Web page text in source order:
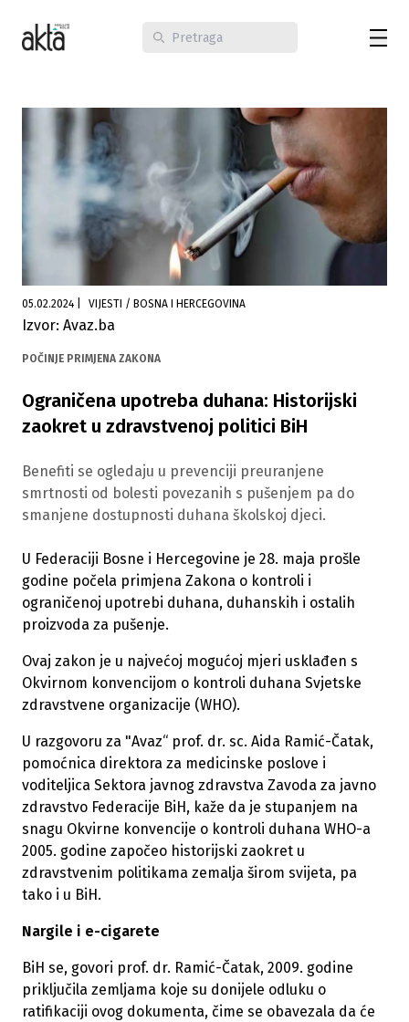
05.02.2024 VIJESTI / BOSNA I HERCEGOVINA
Izvor: Avaz.ba
POČINJE PRIMJENA ZAKONA
Ograničena upotreba duhana: Historijski
zaokret u zdravstvenoj politici BiH
Benefiti se ogledaju u prevenciji preuranjene
smrtnosti od bolesti povezanih s pušenjem pa do
smanjene dostupnosti duhana školskoj djeci.
U Federaciji Bosne i Hercegovine je 28. maja prošle
godine počela primjena Zakona o kontroli i
ograničenoj upotrebi duhana, duhanskih i ostalih
proizvoda za pušenje.
Ovaj zakon je u najvećoj mogućoj mjeri usklađen s
Okvirnom konvencijom o kontroli duhana Svjetske
zdravstvene organizacije (WHO).
U razgovoru za "Avaz“ prof. dr. sc. Aida Ramić-Čatak,
pomoćnica direktora za medicinske poslove i
voditeljica Sektora javnog zdravstva Zavoda za javno
zdravstvo Federacije BiH, kaže da je stupanjem na
snagu Okvirne konvencije o kontroli duhana WHO-a
2005. godine započeo historijski zaokret u
zdravstvenim politikama zemalja širom svijeta, pa
tako i u BiH.
Nargile i e-cigarete
BiH se, govori prof. dr. Ramić-Čatak, 2009. godine
priključila zemljama koje su donijele odluku o
ratifikaciji ovog dokumenta, čime se obavezala da će